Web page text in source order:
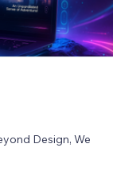
Design, We